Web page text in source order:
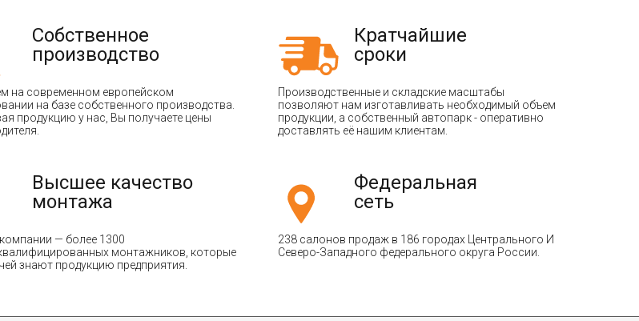
Собственное
производство
на современном европейском
на базе собственного производства.
продукцию у нас, Вы получаете цены
Кратчайшие
сроки
Производственные и складские масштабы
позволяют нам изготавливать необходимый объем
продукции, а собственный автопарк - оперативно
доставлять её нашим клиентам.
Высшее качество
монтажа
— более 1300
монтажников, которые
знают продукцию предприятия.
Федеральная
сеть
238 салонов продаж в 186 городах Центрального И
Северо-Западного федерального округа России.